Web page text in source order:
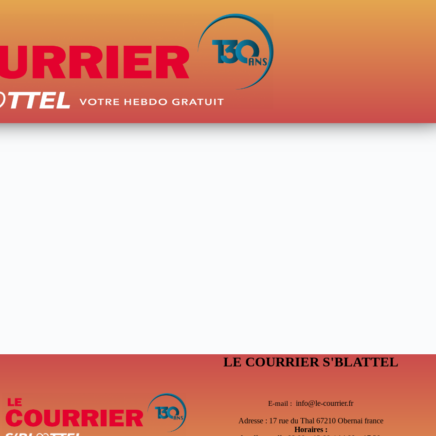
LE COURRIER S'BLATTEL
E-mail : info@le-courrier.fr
Adresse : 17 rue du Thal 67210 Obernai france
Horaires :